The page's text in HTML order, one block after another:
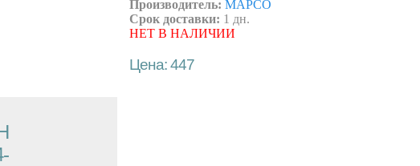
Производитель: MAPCO
Срок доставки: 1 дн.
НЕТ В НАЛИЧИИ
Цена: 447